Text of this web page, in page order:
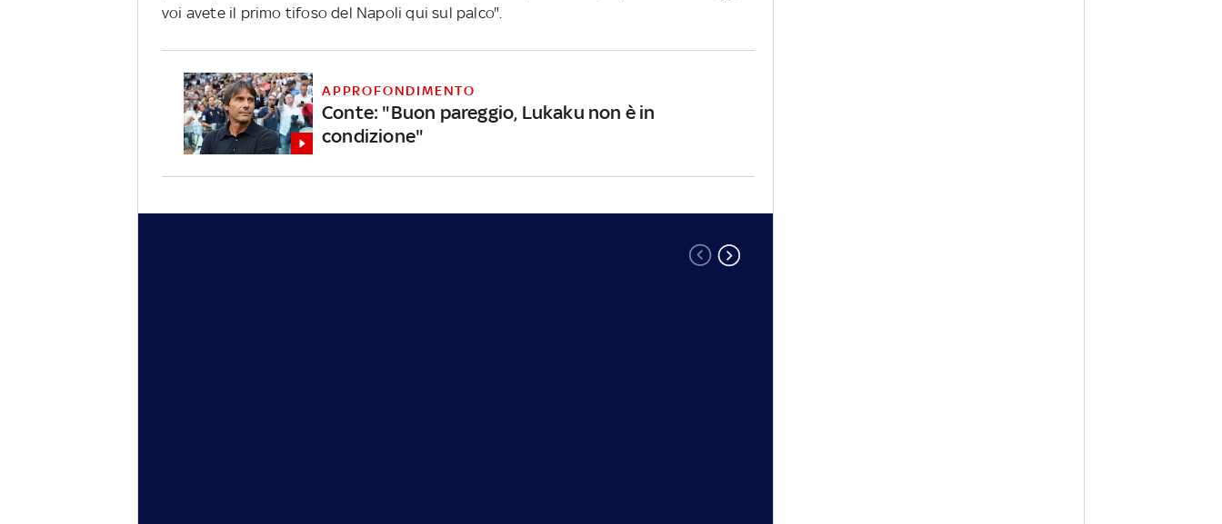
voi avete il primo tifoso del Napoli qui sul palco".
APPROFONDIMENTO
Conte: "Buon pareggio, Lukaku non è in
condizione"